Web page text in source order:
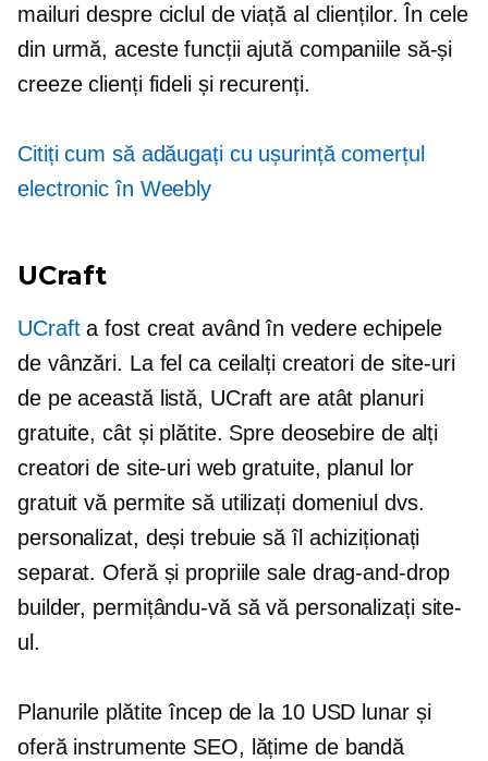
mailuri despre ciclul de viață al clienților. În cele
din urmă, aceste funcții ajută companiile să-și
creeze clienți fideli și recurenți.
Citiți cum să adăugați cu ușurință comerțul
electronic în Weebly
UCraft
UCrafta fost creat având în vedere echipele
de vânzări. La fel ca ceilalți creatori de site-uri
de pe această listă, UCraft are atât planuri
gratuite, cât și plătite. Spre deosebire de alți
creatori de site-uri web gratuite, planul lor
gratuit vă permite să utilizați domeniul dvs.
personalizat, deși trebuie să îl achiziționați
separat. Oferă și propriile sale drag-and-drop
builder, permițându-vă să vă personalizați site-
ul.
Planurile plătite încep de la 10 USD lunar și
oferă instrumente SEO, lățime de bandă